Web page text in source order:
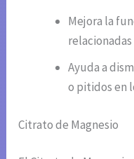
Mejora la
Ayuda a
o pitidos en
Citrato de Magnesio